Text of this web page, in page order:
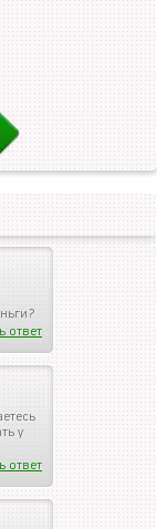
ответ
у
ответ